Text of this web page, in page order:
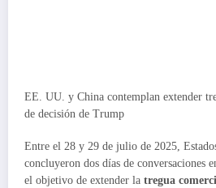
EE. UU. y China contemplan extender
de decisión de Trump
Entre el 28 y 29 de julio de 2025,
concluyeron dos días de conversaciones
el objetivo de extender la tregua